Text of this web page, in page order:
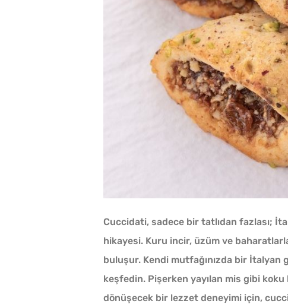
Cuccidati, sadece bir tatlıdan fazlası;
hikayesi. Kuru incir, üzüm ve
buluşur. Kendi mutfağınızda bir
keşfedin. Pişerken yayılan mis gibi koku
dönüşecek bir lezzet deneyimi için,